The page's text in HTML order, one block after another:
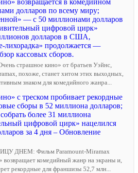
долларов по всему миру;
— с 50 миллионами долларов
цифровой цирк»
долларов в США,
лихорадка» продолжается —
кассовых сборов.
страшное кино» от братьев Уэйнс,
похоже, станет хитом этих выходных,
знаком для комедийного жанра...
с треском пробивает рекордные
сборы в 52 миллиона долларов;
более 31 миллиона
цифровой цирк» нацелился
за 4 дня – Обновление
ДНЕМ: Фильм Paramount-Miramax
возвращает комедийный жанр на экраны и,
рекордные для франшизы 52,7 млн...